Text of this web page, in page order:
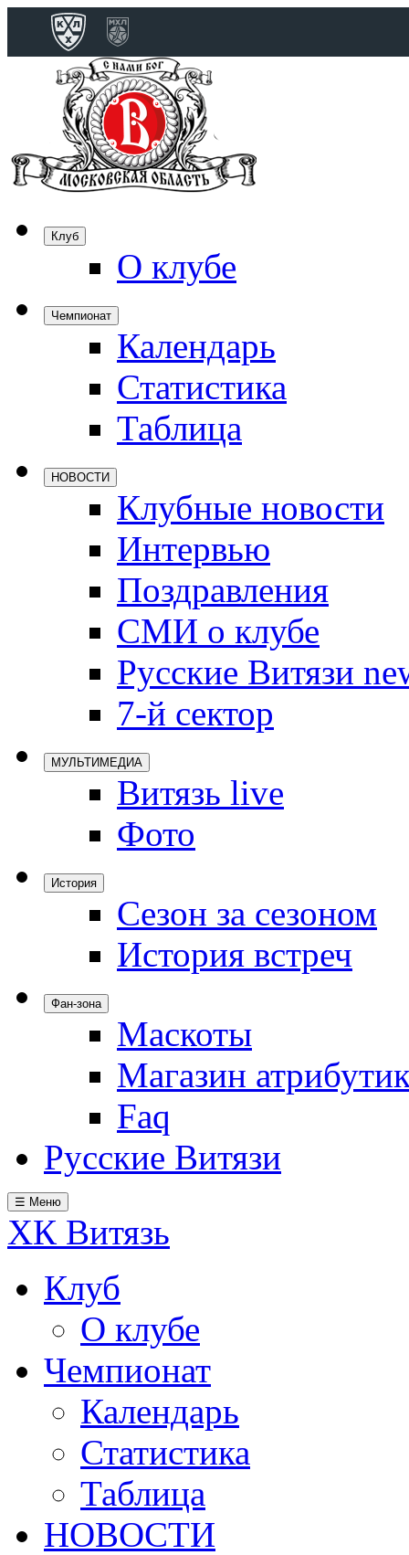
Клуб
О клубе
Чемпионат
Календарь
Статистика
Таблица
НОВОСТИ
Клубные новости
Интервью
Поздравления
СМИ о клубе
Русские Витязи
7-й сектор
МУЛЬТИМЕДИА
Витязь live
Фото
История
Сезон за сезоном
История встреч
Фан-зона
Маскоты
Магазин
Faq
Русские Витязи
☰ Меню
ХК Витязь
Клуб
О клубе
Чемпионат
Календарь
Статистика
Таблица
НОВОСТИ